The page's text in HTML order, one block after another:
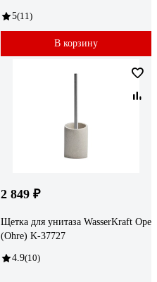
5(11)
В корзину
2 849 ₽
Щетка для унитаза WasserKraft Оре
(Ohre) K-37727
4.9(10)